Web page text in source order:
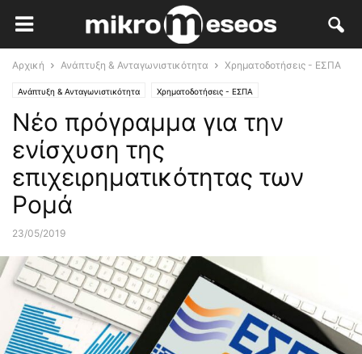
Αρχική Ανάπτυξη & Ανταγωνιστικότητα Χρηματοδοτήσεις - ΕΣΠΑ
Ανάπτυξη & Ανταγωνιστικότητα Χρηματοδοτήσεις - ΕΣΠΑ
Ειδήσεις-Επικαιρότητα
Νέο πρόγραμμα για την
ενίσχυση της
επιχειρηματικότητας των
Ρομά
23/05/2019